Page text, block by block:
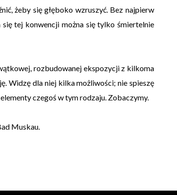
żeby się głęboko wzruszyć. Bez najpierw
tej konwencji można się tylko śmiertelnie
rozbudowanej ekspozycji z kilkoma
Widzę dla niej kilka możliwości; nie spieszę
czegoś w tym rodzaju. Zobaczymy.
Muskau.